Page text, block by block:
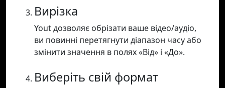
Вирізка
Yout дозволяє обрізати ваше відео/аудіо,
ви повинні перетягнути діапазон часу або
змінити значення в полях «Від» і «До».
Виберіть свій формат